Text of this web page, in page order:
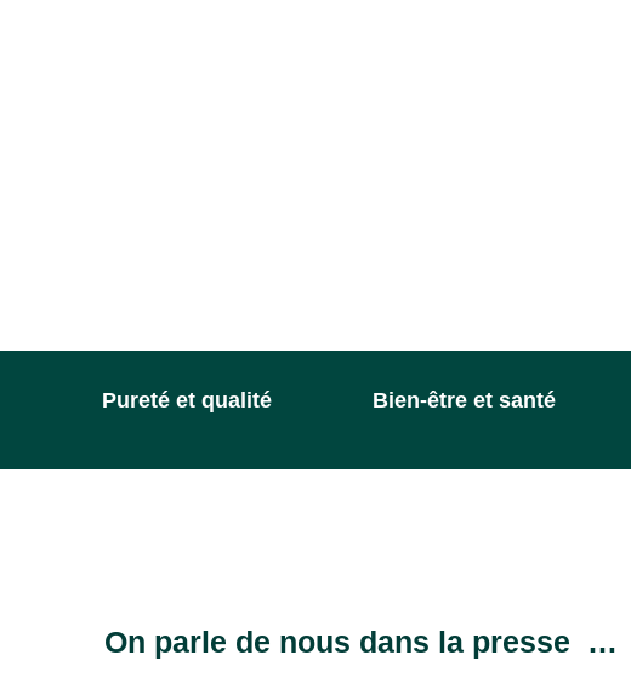
Pureté et qualité Bien-être et santé
On parle de nous dans la presse …